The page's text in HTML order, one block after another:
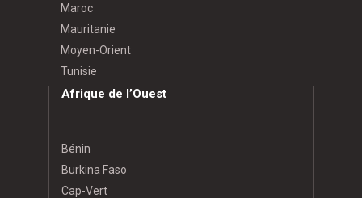
Maroc
Mauritanie
Moyen-Orient
Tunisie
Afrique de l’Ouest
Bénin
Burkina Faso
Cap-Vert